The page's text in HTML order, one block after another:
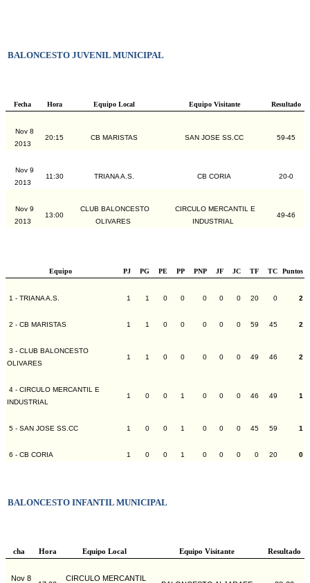
BALONCESTO JUVENIL MUNICIPAL
Fecha Hora Equipo Local Equipo Visitante Resultado
Nov 8
2013
20:15 CB MARISTAS SAN JOSE SS.CC 59-45
Nov 9
2013
11:30 TRIANA A.S. CB CORIA 20-0
Nov 9
2013
13:00
CLUB BALONCESTO
OLIVARES
CIRCULO MERCANTIL E
INDUSTRIAL
49-46
Equipo PJ PG PE PP PNP JF JC TF TC Puntos
1 - TRIANA A.S. 1 1 0 0 0 0 0 20 0 2
2 - CB MARISTAS 1 1 0 0 0 0 0 59 45 2
3 - CLUB BALONCESTO
OLIVARES
1 1 0 0 0 0 0 49 46 2
4 - CIRCULO MERCANTIL E
INDUSTRIAL
1 0 0 1 0 0 0 46 49 1
5 - SAN JOSE SS.CC 1 0 0 1 0 0 0 45 59 1
6 - CB CORIA 1 0 0 1 0 0 0 0 20 0
BALONCESTO INFANTIL MUNICIPAL
cha Hora Equipo Local Equipo Visitante Resultado
Nov 8 CIRCULO MERCANTIL